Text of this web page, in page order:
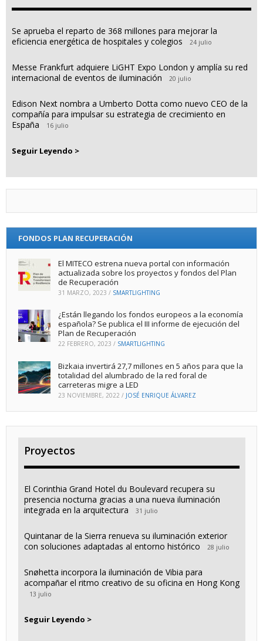
Se aprueba el reparto de 368 millones para mejorar la
eficiencia energética de hospitales y colegios
24 julio
Messe Frankfurt adquiere LiGHT Expo London y amplía su red
internacional de eventos de iluminación
20 julio
Edison Next nombra a Umberto Dotta como nuevo CEO de la
compañía para impulsar su estrategia de crecimiento en
España
16 julio
Seguir Leyendo >
FONDOS PLAN RECUPERACIÓN
El MITECO estrena nueva portal con información
actualizada sobre los proyectos y fondos del Plan
de Recuperación
31 MARZO, 2023 / SMARTLIGHTING
¿Están llegando los fondos europeos a la economía
española? Se publica el III informe de ejecución del
Plan de Recuperación
22 FEBRERO, 2023 / SMARTLIGHTING
Bizkaia invertirá 27,7 millones en 5 años para que la
totalidad del alumbrado de la red foral de
carreteras migre a LED
23 NOVIEMBRE, 2022 / JOSÉ ENRIQUE ÁLVAREZ
Proyectos
El Corinthia Grand Hotel du Boulevard recupera su
presencia nocturna gracias a una nueva iluminación
integrada en la arquitectura
31 julio
Quintanar de la Sierra renueva su iluminación exterior
con soluciones adaptadas al entorno histórico
28 julio
Snøhetta incorpora la iluminación de Vibia para
acompañar el ritmo creativo de su oficina en Hong Kong
13 julio
Seguir Leyendo >